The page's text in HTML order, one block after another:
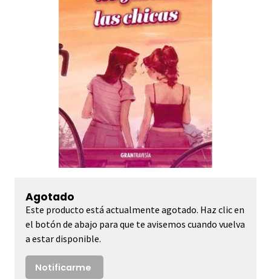
Agotado
Este producto está actualmente agotado. Haz clic en
el botón de abajo para que te avisemos cuando vuelva
a estar disponible.
Notificarme